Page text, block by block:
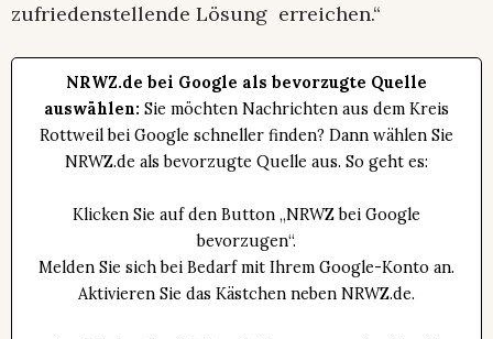
zufriedenstellende Lösung erreichen.“
NRWZ.de bei Google als bevorzugte Quelle
auswählen: Sie möchten Nachrichten aus dem Kreis
Rottweil bei Google schneller finden? Dann wählen Sie
NRWZ.de als bevorzugte Quelle aus. So geht es:
Klicken Sie auf den Button „NRWZ bei Google
bevorzugen“.
Melden Sie sich bei Bedarf mit Ihrem Google-Konto an.
Aktivieren Sie das Kästchen neben NRWZ.de.